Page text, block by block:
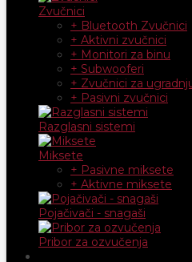
Zvučnici
+ Bluetooth Zvučnici
+ Aktivni zvučnici
+ Monitori za binu
+ Subwooferi
+ Zvučnici za
+ Pasivni zvučnici
Razglasni sistemi
Miksete
+ Pasivne miksete
+ Aktivne miksete
Pojačivači - snagaši
Pribor za ozvučenja